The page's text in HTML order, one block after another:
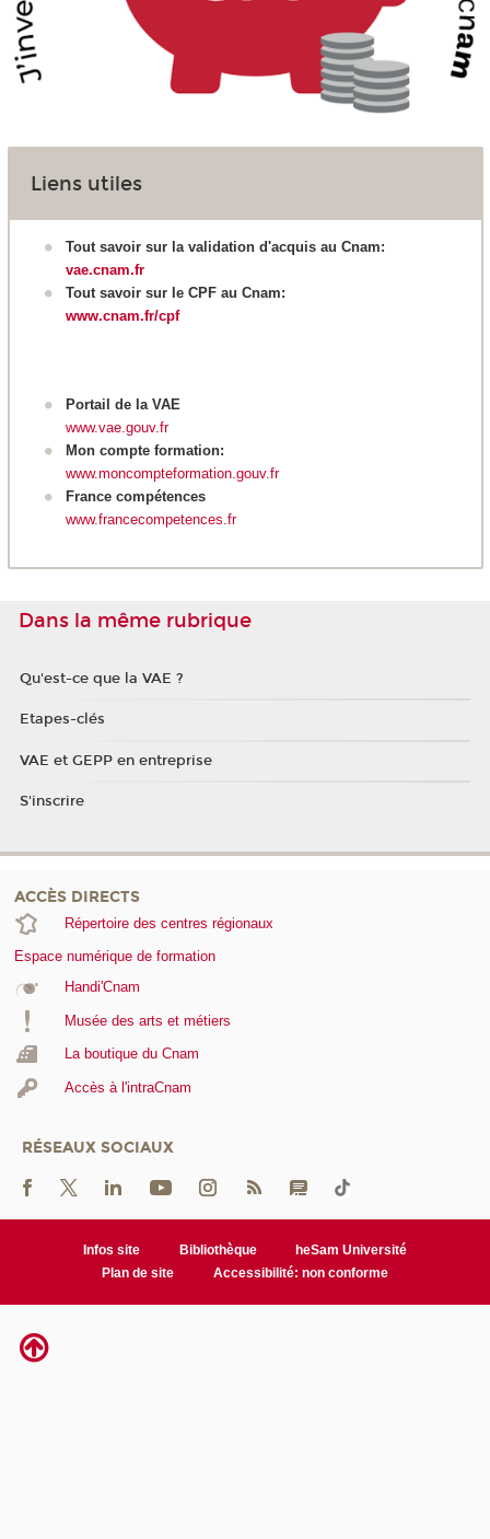
Liens utiles
Tout savoir sur la validation d'acquis au Cnam:
vae.cnam.fr
Tout savoir sur le CPF au Cnam:
www.cnam.fr/cpf
Portail de la VAE
www.vae.gouv.fr
Mon compte formation:
www.moncompteformation.gouv.fr
France compétences
www.francecompetences.fr
Dans la même rubrique
Qu'est-ce que la VAE ?
Etapes-clés
VAE et GEPP en entreprise
S'inscrire
ACCÈS DIRECTS
Répertoire des centres régionaux
Espace numérique de formation
Handi'Cnam
Musée des arts et métiers
La boutique du Cnam
Accès à l'intraCnam
RÉSEAUX SOCIAUX
Infos site Bibliothèque
heSam Université
Plan de site
Accessibilité: non conforme